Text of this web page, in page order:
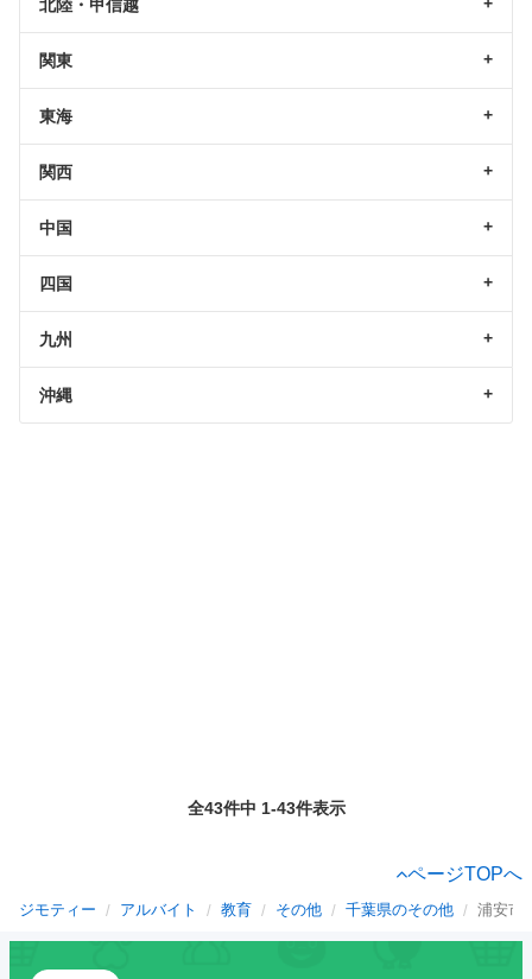
北陸・甲信越
関東
東海
関西
中国
四国
九州
沖縄
全43件中 1-43件表示
ページTOPへ
ジモティー アルバイト 教育 その他 千葉県のその他 浦安市